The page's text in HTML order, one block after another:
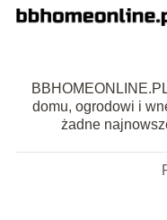
domu, ogrodowi i
żadne